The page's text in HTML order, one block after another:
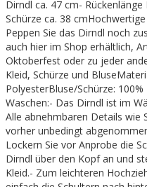
Dirndl ca. 47 cm-
Schürze ca. 38
Peppen Sie das Dirndl noch
auch hier im Shop erhältlich,
Oktoberfest oder zu jeder
Kleid, Schürze und
PolyesterBluse/Schürze:
Waschen:- Das Dirndl ist im
Alle abnehmbaren Details wie
vorher unbedingt
Lockern Sie vor Anprobe die
Dirndl über den Kopf an und
Kleid.- Zum leichteren